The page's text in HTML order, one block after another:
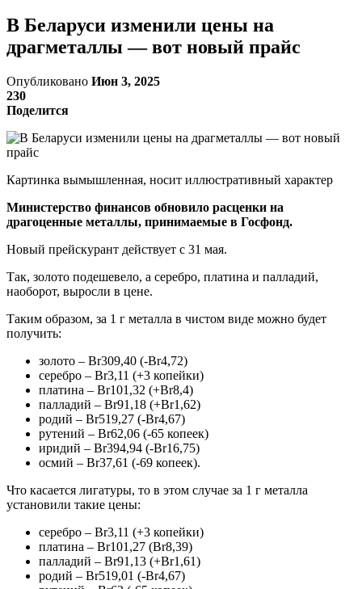
В Беларуси изменили цены на
драгметаллы — вот новый прайс
Опубликовано Июн 3, 2025
230
Поделится
Картинка вымышленная, носит иллюстративный характер
Министерство финансов обновило расценки на
драгоценные металлы, принимаемые в Госфонд.
Новый прейскурант действует с 31 мая.
Так, золото подешевело, а серебро, платина и палладий,
наоборот, выросли в цене.
Таким образом, за 1 г металла в чистом виде можно будет
получить:
золото – Br309,40 (-Br4,72)
серебро – Br3,11 (+3 копейки)
платина – Br101,32 (+Br8,4)
палладий – Br91,18 (+Br1,62)
родий – Br519,27 (-Br4,67)
рутений – Br62,06 (-65 копеек)
иридий – Br394,94 (-Br16,75)
осмий – Br37,61 (-69 копеек).
Что касается лигатуры, то в этом случае за 1 г металла
установили такие цены:
серебро – Br3,11 (+3 копейки)
платина – Br101,27 (Br8,39)
палладий – Br91,13 (+Br1,61)
родий – Br519,01 (-Br4,67)